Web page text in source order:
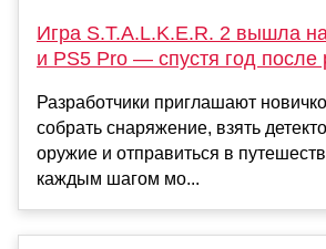
Игра S.T.A.L.K.E.R. 2 вышла
и PS5 Pro — спустя год после
Разработчики приглашают
собрать снаряжение, взять
оружие и отправиться в
каждым шагом мо...